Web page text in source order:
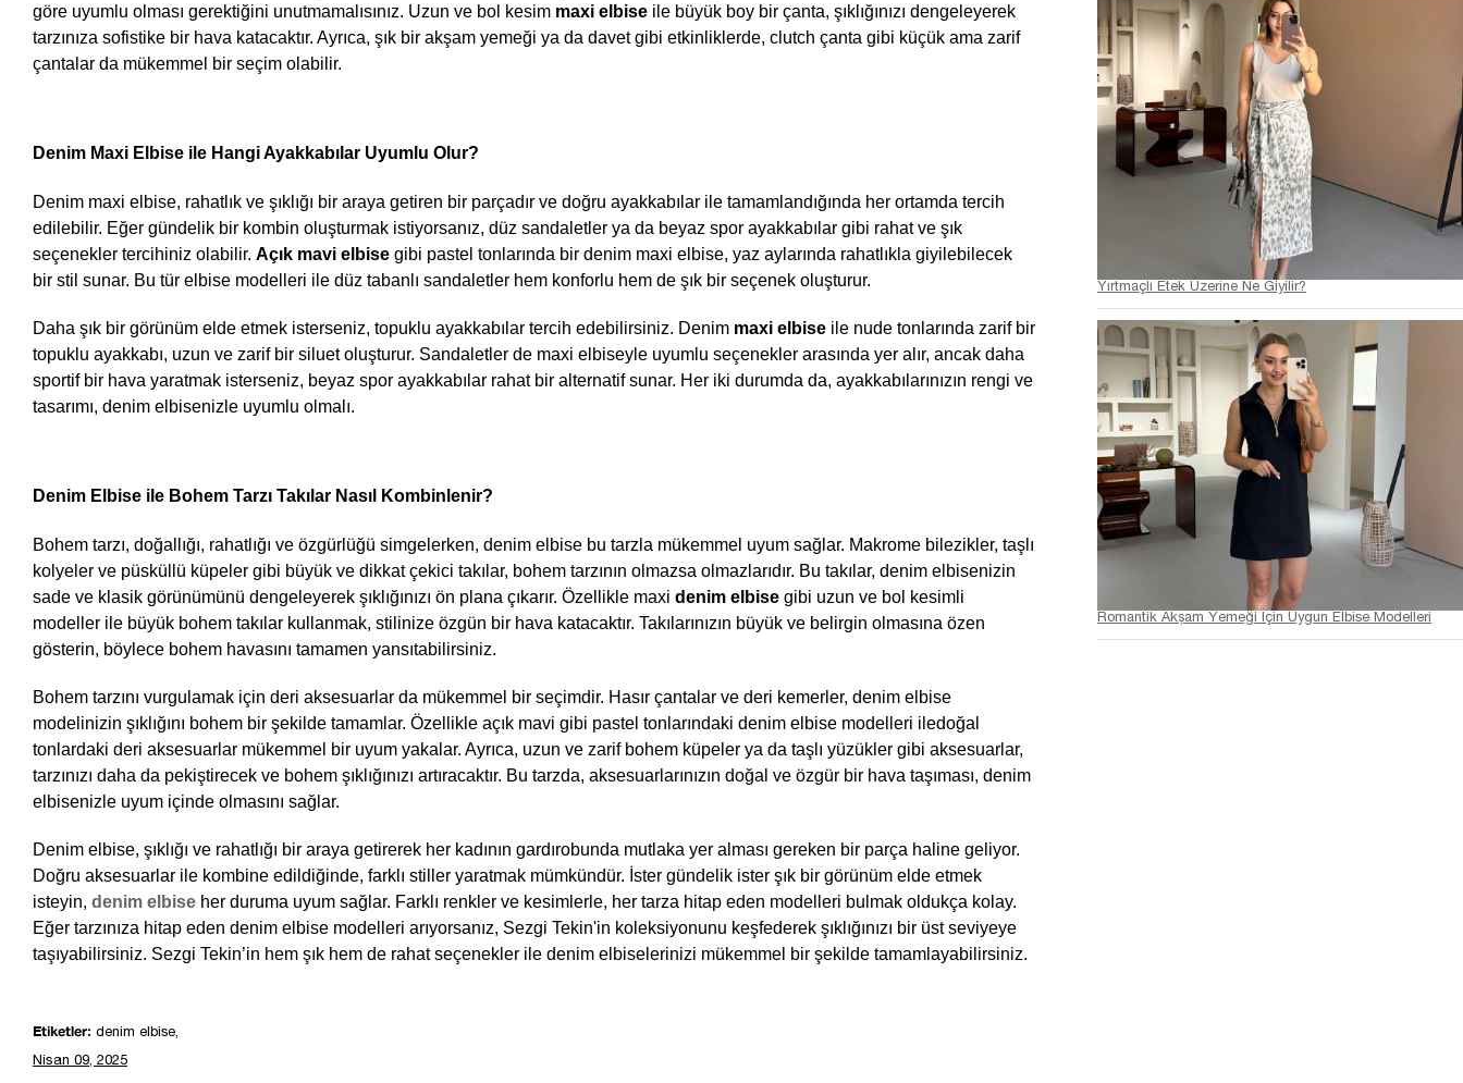
göre uyumlu olması gerektiğini unutmamalısınız. Uzun ve bol kesim maxi elbise ile büyük boy bir çanta, şıklığınızı dengeleyerek
tarzınıza sofistike bir hava katacaktır. Ayrıca, şık bir akşam yemeği ya da davet gibi etkinliklerde, clutch çanta gibi küçük ama zarif
çantalar da mükemmel bir seçim olabilir.
Denim Maxi Elbise ile Hangi Ayakkabılar Uyumlu Olur?
Denim maxi elbise, rahatlık ve şıklığı bir araya getiren bir parçadır ve doğru ayakkabılar ile tamamlandığında her ortamda tercih
edilebilir. Eğer gündelik bir kombin oluşturmak istiyorsanız, düz sandaletler ya da beyaz spor ayakkabılar gibi rahat ve şık
seçenekler tercihiniz olabilir. Açık mavi elbise gibi pastel tonlarında bir denim maxi elbise, yaz aylarında rahatlıkla giyilebilecek
bir stil sunar. Bu tür elbise modelleri ile düz tabanlı sandaletler hem konforlu hem de şık bir seçenek oluşturur.
Daha şık bir görünüm elde etmek isterseniz, topuklu ayakkabılar tercih edebilirsiniz. Denim maxi elbise ile nude tonlarında zarif bir
topuklu ayakkabı, uzun ve zarif bir siluet oluşturur. Sandaletler de maxi elbiseyle uyumlu seçenekler arasında yer alır, ancak daha
sportif bir hava yaratmak isterseniz, beyaz spor ayakkabılar rahat bir alternatif sunar. Her iki durumda da, ayakkabılarınızın rengi ve
tasarımı, denim elbisenizle uyumlu olmalı.
Denim Elbise ile Bohem Tarzı Takılar Nasıl Kombinlenir?
Bohem tarzı, doğallığı, rahatlığı ve özgürlüğü simgelerken, denim elbise bu tarzla mükemmel uyum sağlar. Makrome bilezikler, taşlı
kolyeler ve püsküllü küpeler gibi büyük ve dikkat çekici takılar, bohem tarzının olmazsa olmazlarıdır. Bu takılar, denim elbisenizin
sade ve klasik görünümünü dengeleyerek şıklığınızı ön plana çıkarır. Özellikle maxi denim elbise gibi uzun ve bol kesimli
modeller ile büyük bohem takılar kullanmak, stilinize özgün bir hava katacaktır. Takılarınızın büyük ve belirgin olmasına özen
gösterin, böylece bohem havasını tamamen yansıtabilirsiniz.
Bohem tarzını vurgulamak için deri aksesuarlar da mükemmel bir seçimdir. Hasır çantalar ve deri kemerler, denim elbise
modelinizin şıklığını bohem bir şekilde tamamlar. Özellikle açık mavi gibi pastel tonlarındaki denim elbise modelleri iledoğal
tonlardaki deri aksesuarlar mükemmel bir uyum yakalar. Ayrıca, uzun ve zarif bohem küpeler ya da taşlı yüzükler gibi aksesuarlar,
tarzınızı daha da pekiştirecek ve bohem şıklığınızı artıracaktır. Bu tarzda, aksesuarlarınızın doğal ve özgür bir hava taşıması, denim
elbisenizle uyum içinde olmasını sağlar.
Denim elbise, şıklığı ve rahatlığı bir araya getirerek her kadının gardırobunda mutlaka yer alması gereken bir parça haline geliyor.
Doğru aksesuarlar ile kombine edildiğinde, farklı stiller yaratmak mümkündür. İster gündelik ister şık bir görünüm elde etmek
isteyin, denim elbise her duruma uyum sağlar. Farklı renkler ve kesimlerle, her tarza hitap eden modelleri bulmak oldukça kolay.
Eğer tarzınıza hitap eden denim elbise modelleri arıyorsanız, Sezgi Tekin'in koleksiyonunu keşfederek şıklığınızı bir üst seviyeye
taşıyabilirsiniz. Sezgi Tekin’in hem şık hem de rahat seçenekler ile denim elbiselerinizi mükemmel bir şekilde tamamlayabilirsiniz.
Etiketler: denim elbise,
Nisan 09, 2025
Yırtmaçlı Etek Üzerine Ne Giyilir?
Romantik Akşam Yemeği İçin Uygun Elbise Modelleri